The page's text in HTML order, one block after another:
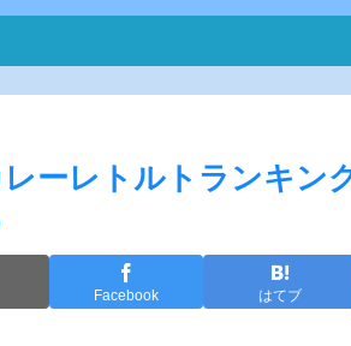
ーレトルトランキン
Facebook はてブ